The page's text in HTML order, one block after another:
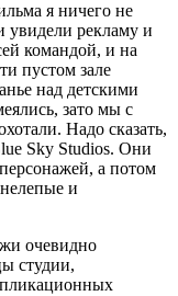
я ничего не
увидели рекламу и
командой, и на
пустом зале
над детскими
зато мы с
Надо сказать,
Sky Studios. Они
а потом
и
очевидно
студии,